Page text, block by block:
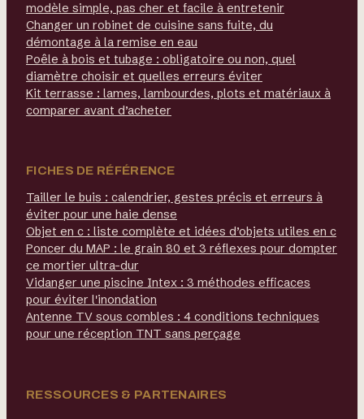
modèle simple, pas cher et facile à entretenir
Changer un robinet de cuisine sans fuite, du
démontage à la remise en eau
Poêle à bois et tubage : obligatoire ou non, quel
diamètre choisir et quelles erreurs éviter
Kit terrasse : lames, lambourdes, plots et matériaux à
comparer avant d’acheter
FICHES DE RÉFÉRENCE
Tailler le buis : calendrier, gestes précis et erreurs à
éviter pour une haie dense
Objet en c : liste complète et idées d’objets utiles en c
Poncer du MAP : le grain 80 et 3 réflexes pour dompter
ce mortier ultra-dur
Vidanger une piscine Intex : 3 méthodes efficaces
pour éviter l'inondation
Antenne TV sous combles : 4 conditions techniques
pour une réception TNT sans perçage
RESSOURCES & PARTENAIRES